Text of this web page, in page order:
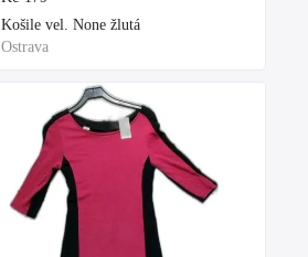
Košile vel. None žlutá
Ostrava